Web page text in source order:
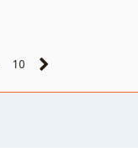
10